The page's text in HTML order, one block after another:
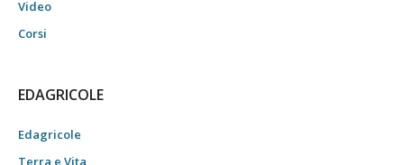
Video
Corsi
EDAGRICOLE
Edagricole
Terra e Vita